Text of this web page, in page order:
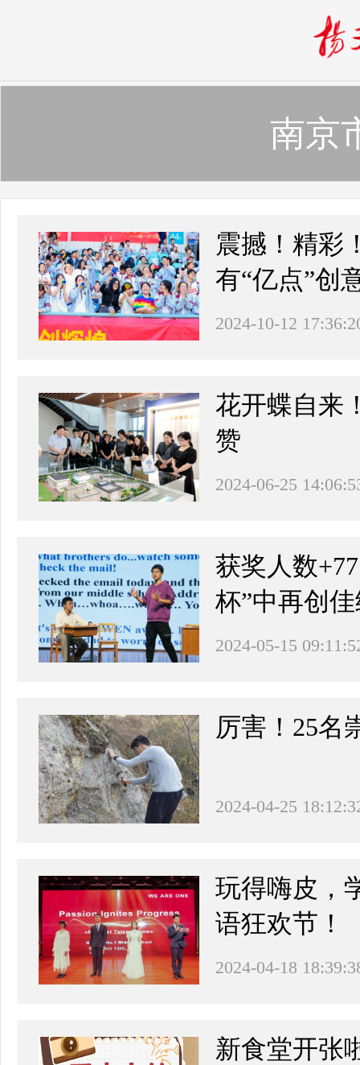
南京
震撼！精彩
有“亿点”创
2024-10-12
花开蝶自来
赞
2024-06-25
获奖人数
杯”中再创
2024-05-15
厉害！25名
2024-04-25
玩得嗨皮，
语狂欢节！
2024-04-18
新食堂开张